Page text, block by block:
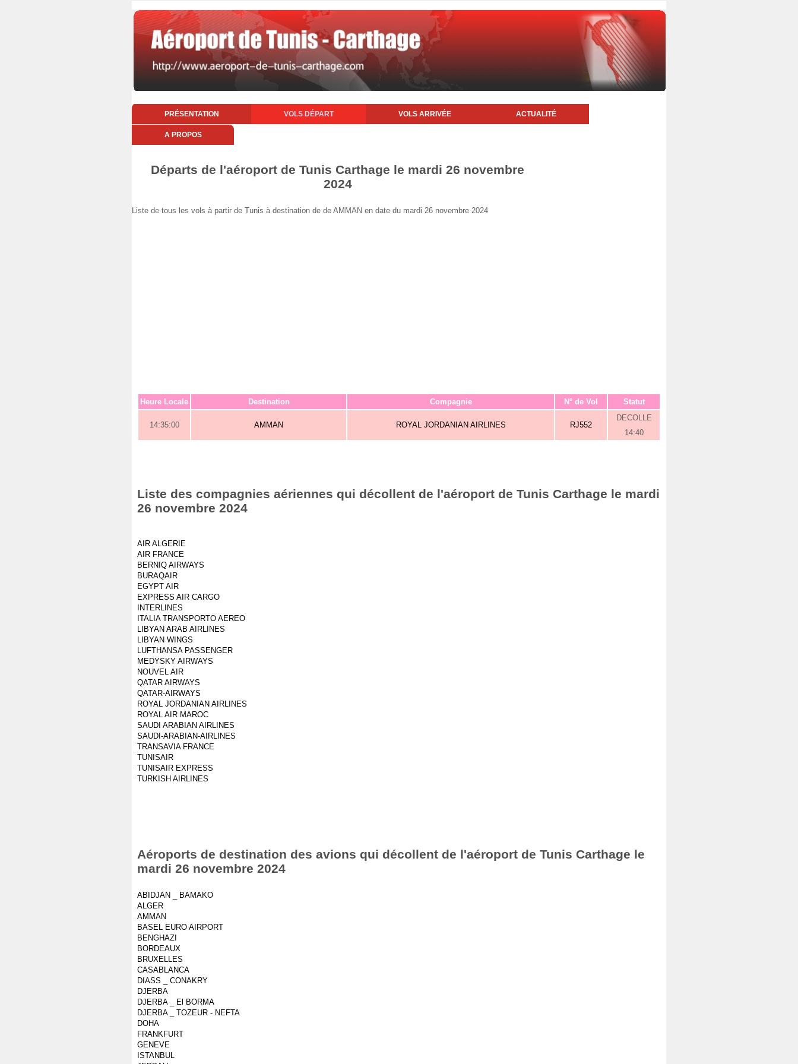
PRÉSENTATION VOLS DÉPART VOLS ARRIVÉE ACTUALITÉ
A PROPOS
Départs de l'aéroport de Tunis Carthage le mardi 26 novembre
2024
Liste de tous les vols à partir de Tunis à destination de de AMMAN en date du mardi 26 novembre 2024
Heure Locale Destination Compagnie N° de Vol Statut
14:35:00 AMMAN ROYAL JORDANIAN AIRLINES RJ552
DECOLLE
14:40
Liste des compagnies aériennes qui décollent de l'aéroport de Tunis Carthage le mardi
26 novembre 2024
AIR ALGERIE
AIR FRANCE
BERNIQ AIRWAYS
BURAQAIR
EGYPT AIR
EXPRESS AIR CARGO
INTERLINES
ITALIA TRANSPORTO AEREO
LIBYAN ARAB AIRLINES
LIBYAN WINGS
LUFTHANSA PASSENGER
MEDYSKY AIRWAYS
NOUVEL AIR
QATAR AIRWAYS
QATAR-AIRWAYS
ROYAL JORDANIAN AIRLINES
ROYAL AIR MAROC
SAUDI ARABIAN AIRLINES
SAUDI-ARABIAN-AIRLINES
TRANSAVIA FRANCE
TUNISAIR
TUNISAIR EXPRESS
TURKISH AIRLINES
Aéroports de destination des avions qui décollent de l'aéroport de Tunis Carthage le
mardi 26 novembre 2024
ABIDJAN _ BAMAKO
ALGER
AMMAN
BASEL EURO AIRPORT
BENGHAZI
BORDEAUX
BRUXELLES
CASABLANCA
DIASS _ CONAKRY
DJERBA
DJERBA _ El BORMA
DJERBA _ TOZEUR - NEFTA
DOHA
FRANKFURT
GENEVE
ISTANBUL